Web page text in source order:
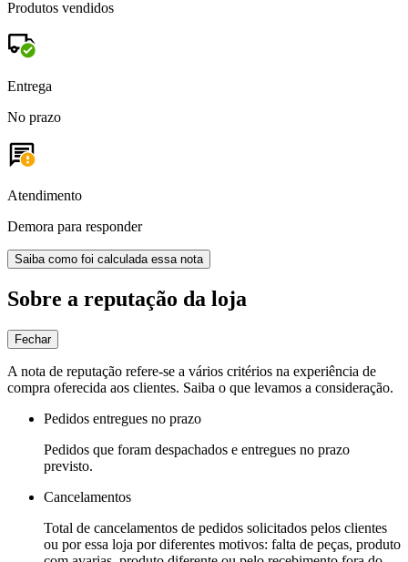
Produtos vendidos
Entrega
No prazo
Atendimento
Demora para responder
Saiba como foi calculada essa nota
Sobre a reputação da loja
Fechar
A nota de reputação refere-se a vários critérios na experiência de
compra oferecida aos clientes. Saiba o que levamos a consideração.
Pedidos entregues no prazo
Pedidos que foram despachados e entregues no prazo
previsto.
Cancelamentos
Total de cancelamentos de pedidos solicitados pelos clientes
ou por essa loja por diferentes motivos: falta de peças, produto